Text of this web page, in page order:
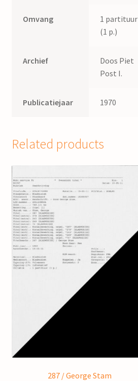
Omvang
1 partituur
(1 p.)
Archief
Doos Piet
Post I.
Publicatiejaar 1970
Related products
287 / George Stam